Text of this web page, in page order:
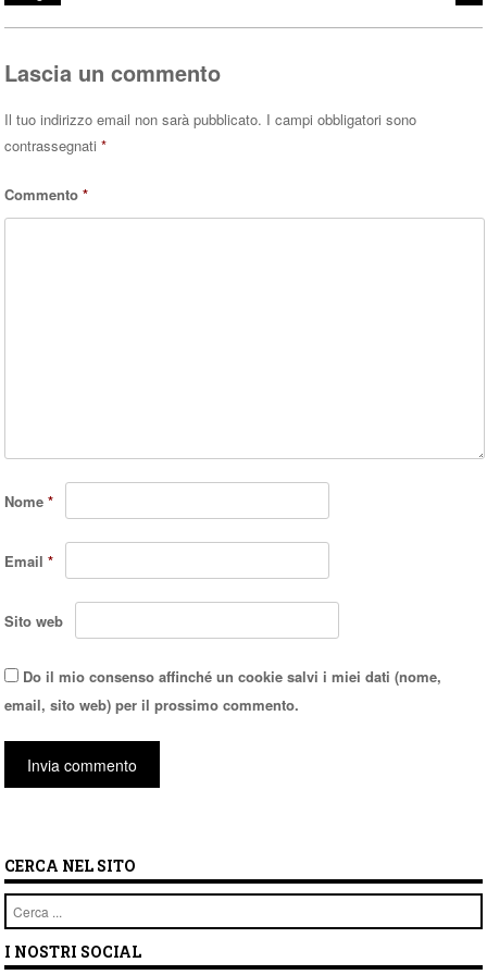
pp
Lascia un commento
Il tuo indirizzo email non sarà pubblicato. I campi obbligatori sono
contrassegnati*
Commento*
Nome*
Email*
Sito web
Do il mio consenso affinché un cookie salvi i miei dati (nome,
email, sito web) per il prossimo commento.
CERCA NEL SITO
Cerca
I NOSTRI SOCIAL